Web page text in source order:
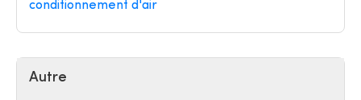
conditionnement d'air
Autre